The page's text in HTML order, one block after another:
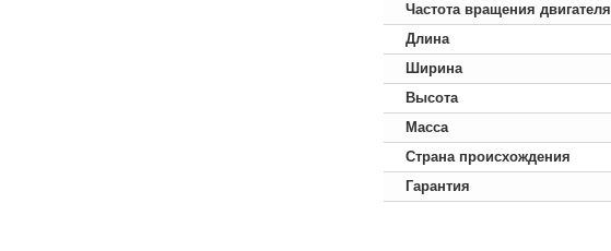
Частота вращения двигателя
Длина
Ширина
Высота
Масса
Страна происхождения
Гарантия